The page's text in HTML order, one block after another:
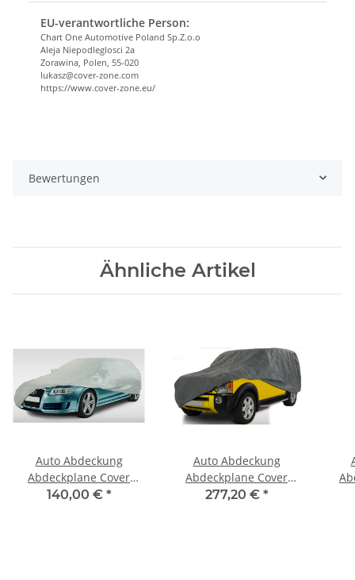
EU-verantwortliche Person:
Chart One Automotive Poland Sp.Z.o.o
Aleja Niepodleglosci 2a
Zorawina, Polen, 55-020
lukasz@cover-zone.com
https://www.cover-zone.eu/
Bewertungen
Ähnliche Artikel
Auto Abdeckung
Abdeckplane Cover
Ganzgarage outdoor
140,00 € *
Auto Abdeckung
Abdeckplane Cover
Ganzgarage outdoor
277,20 € *